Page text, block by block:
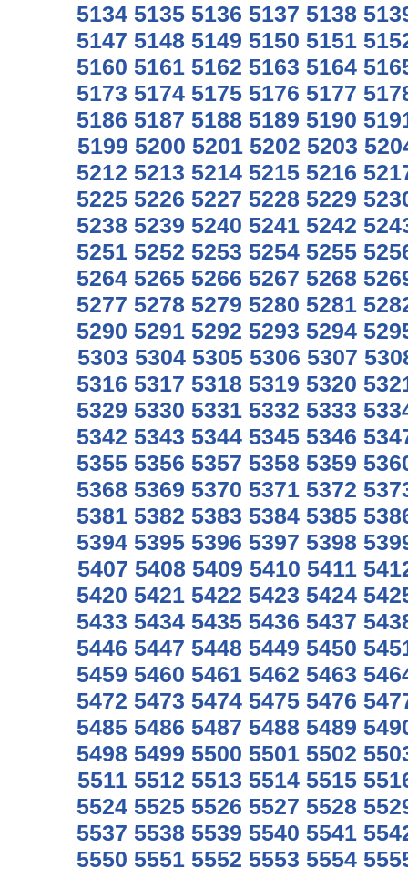
5134 5135 5136 5137 5138
5147 5148 5149 5150 5151
5160 5161 5162 5163 5164
5173 5174 5175 5176 5177
5186 5187 5188 5189 5190
5199 5200 5201 5202 5203
5212 5213 5214 5215 5216
5225 5226 5227 5228 5229
5238 5239 5240 5241 5242
5251 5252 5253 5254 5255
5264 5265 5266 5267 5268
5277 5278 5279 5280 5281
5290 5291 5292 5293 5294
5303 5304 5305 5306 5307
5316 5317 5318 5319 5320
5329 5330 5331 5332 5333
5342 5343 5344 5345 5346
5355 5356 5357 5358 5359
5368 5369 5370 5371 5372
5381 5382 5383 5384 5385
5394 5395 5396 5397 5398
5407 5408 5409 5410 5411
5420 5421 5422 5423 5424
5433 5434 5435 5436 5437
5446 5447 5448 5449 5450
5459 5460 5461 5462 5463
5472 5473 5474 5475 5476
5485 5486 5487 5488 5489
5498 5499 5500 5501 5502
5511 5512 5513 5514 5515
5524 5525 5526 5527 5528
5537 5538 5539 5540 5541
5550 5551 5552 5553 5554